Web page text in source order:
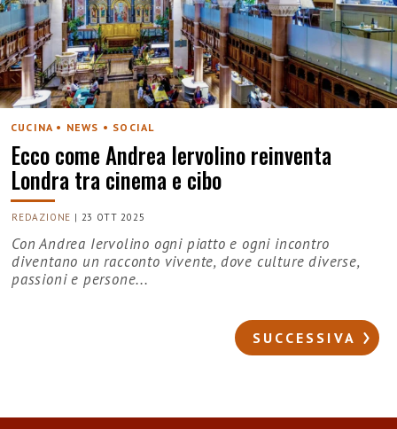
CUCINA • NEWS • SOCIAL
Ecco come Andrea Iervolino reinventa
Londra tra cinema e cibo
REDAZIONE | 23 OTT 2025
Con Andrea Iervolino ogni piatto e ogni incontro
diventano un racconto vivente, dove culture diverse,
passioni e persone...
SUCCESSIVA